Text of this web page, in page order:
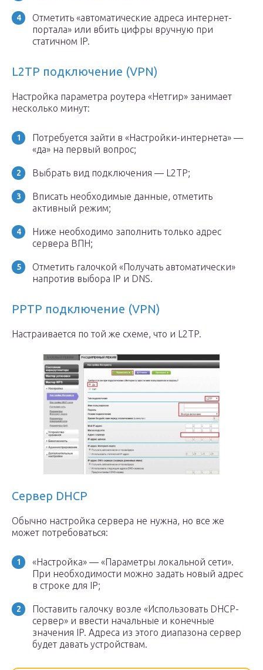
Отметить «автоматические адреса интернет-
портала» или вбить цифры вручную при
статичном IP.
L2TP подключение (VPN)
Настройка параметра роутера «Нетгир» занимает
несколько минут:
Потребуется зайти в «Настройки-интернета» —
«да» на первый вопрос;
Выбрать вид подключения — L2TP;
Вписать необходимые данные, отметить
активный режим;
Ниже необходимо заполнить только адрес
сервера ВПН;
Отметить галочкой «Получать автоматически»
напротив выбора IP и DNS.
PPTP подключение (VPN)
Настраивается по той же схеме, что и L2TP.
Сервер DHCP
Обычно настройка сервера не нужна, но все же
может потребоваться:
«Настройка» — «Параметры локальной сети».
При необходимости можно задать новый адрес
в строке для IP;
Поставить галочку возле «Использовать DHCP-
сервер» и ввести начальные и конечные
значения IP. Адреса из этого диапазона сервер
будет давать устройствам.